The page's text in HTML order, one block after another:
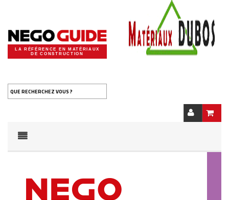
LA RÉFÉRENCE EN MATÉRIAUX
DE CONSTRUCTION
QUE RECHERCHEZ VOUS ?